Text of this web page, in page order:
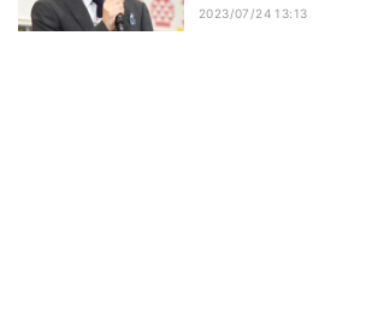
2023/07/24 13:13